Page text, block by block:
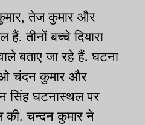
तेज कुमार और
हैं. तीनों बच्चे दियारा
बताए जा रहे हैं. घटना
चंदन कुमार और
सिंह घटनास्थल पर
की. चन्दन कुमार ने